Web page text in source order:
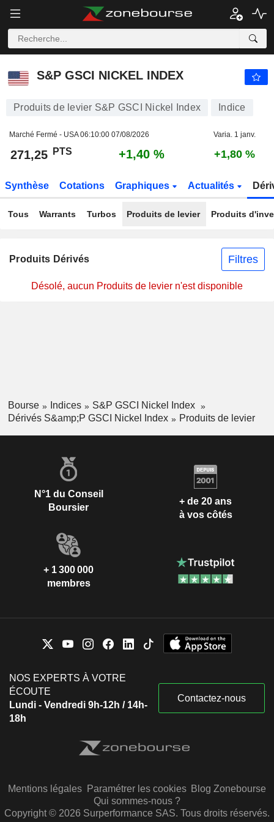
S&P GSCI NICKEL INDEX
S&P GSCI NICKEL INDEX
Produits de levier S&P GSCI Nickel Index Indice
Marché Fermé - USA06:10:00 07/08/2026 Varia. 1 janv.
271,25 PTS +1,40 % +1,80 %
Synthèse Cotations Graphiques Actualités
Tous Warrants Turbos Produits de levier Produits
Produits Dérivés Filtres
Désolé, aucun Produits de levier n'est disponible
Bourse Indices
S&P GSCI Nickel Index
Dérivés S&amp;P GSCI Nickel Index
Produits de levier
N°1 du Conseil
Boursier
+ de 20 ans
à vos côtés
+ 1 300 000
membres
NOS EXPERTS À VOTRE
ÉCOUTE
Lundi - Vendredi 9h-12h / 14h-
18h
Contactez-nous
Mentions légales Paramétrer les cookies Blog Zonebourse
Qui sommes-nous ?
Copyright © 2026 Surperformance SAS. Tous droits réservés.